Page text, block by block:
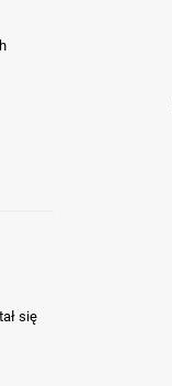
się